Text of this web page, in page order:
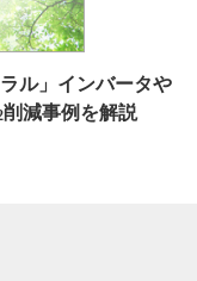
ル」インバータや
削減事例を解説